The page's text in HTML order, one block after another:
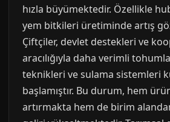
hızla büyümektedir. Özellikle
yem bitkileri üretiminde artış
Çiftçiler, devlet destekleri ve
aracılığıyla daha verimli
teknikleri ve sulama sistemleri
başlamıştır. Bu durum, hem
artırmakta hem de birim